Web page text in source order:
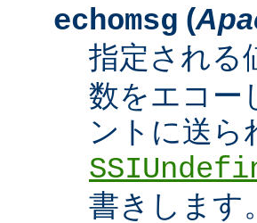
echomsg (
指定される
数をエコー
ントに送ら
書きします。